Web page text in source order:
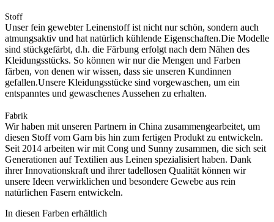
Stoff
Unser fein gewebter Leinenstoff ist nicht nur schön, sondern auch
atmungsaktiv und hat natürlich kühlende Eigenschaften.Die Modelle
sind stückgefärbt, d.h. die Färbung erfolgt nach dem Nähen des
Kleidungsstücks. So können wir nur die Mengen und Farben
färben, von denen wir wissen, dass sie unseren Kundinnen
gefallen.Unsere Kleidungsstücke sind vorgewaschen, um ein
entspanntes und gewaschenes Aussehen zu erhalten.
Fabrik
Wir haben mit unseren Partnern in China zusammengearbeitet, um
diesen Stoff vom Garn bis hin zum fertigen Produkt zu entwickeln.
Seit 2014 arbeiten wir mit Cong und Sunny zusammen, die sich seit
Generationen auf Textilien aus Leinen spezialisiert haben. Dank
ihrer Innovationskraft und ihrer tadellosen Qualität können wir
unsere Ideen verwirklichen und besondere Gewebe aus rein
natürlichen Fasern entwickeln.
In diesen Farben erhältlich